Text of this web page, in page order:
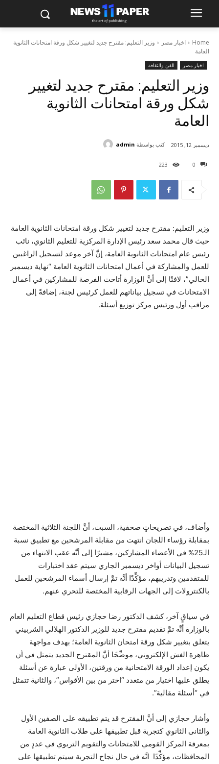
Home اخبار مصر
وزير التعليم: مقترح جديد لتغيير شكل ورقة امتحانات الثانوية
العامة
اخبار مصر الفن والثقافة
وزير التعليم: مقترح جديد لتغيير
شكل ورقة امتحانات الثانوية
العامة
0
223
ديسمبر 12, 2015 كتب بواسطة admin
وزير التعليم: مقترح جديد لتغيير شكل ورقة امتحانات الثانوية العامة
حيث قال محمد سعد رئيس الإدارة المركزية للتعليم الثانوي، نائب
رئيس عام امتحانات الثانوية العامة، إنَّ آخر موعد لتسجيل الراغبين
للعمل والمشاركة في أعمال امتحانات الثانوية العامة “نهاية ديسمبر
الحالي”، لافتًا إلى أنَّ الوزارة أتاحت الفرصة للمشاركين في أعمال
الامتحانات في تسجيل بياناتهم للعمل كرئيس لجنة، إضافةً إلى
مراقب أول ورئيس مركز توزيع أسئلة.
وأضاف، في تصريحاتٍ صحفية، السبت، أنَّ اللجنة الثلاثية المختصة
بمقابلة رؤساء اللجان انتهت من مقابلة المرشحين مع تطبيق نسبة
الـ25% في الأعضاء المشاركين، مشيرًا إلى أنَّه عقب الانتهاء من
تسجيل البيانات أواخر ديسمبر الجاري سيتم عقد اختبارات
للمتقدمين وتدريبهم، مؤكِّدًا أنَّه تمَّ إرسال أسماء المرشحين للعمل
بالكنترولات إلى الجهات الرقابية المختصة للتحري عنهم.
في سياقٍ آخر، كشف الدكتور رضا حجازي رئيس قطاع التعليم العام
بالوزارة أنَّه تمَّ تقديم مقترح جديد للوزير الدكتور الهلالي الشربيني
يتعلق بتغيير شكل ورقة امتحان الثانوية العامة؛ بهدف مواجهة
ظاهرة الغش الإلكتروني، موضِّحًا أنَّ المقترح الجديد يتمثل في أن
يكون إعداد الورقة الامتحانية من ورقتين، الأولى عبارة عن أسئلة
يطلق عليها اختيار من متعدد “اختر من بين الأقواس”، والثانية تتمثل
في “أسئلة مقالية”.
وأشار حجازي إلى أنَّ المقترح قد يتم تطبيقه على الصفين الأول
والثانى الثانوي كتجربة قبل تطبيقها على طلاب الثانوية العامة
بمعرفة المركز القومي للامتحانات والتقويم التربوي في عددٍ من
المحافظات، مؤكِّدًا أنَّه في حال نجاح التجربة سيتم تطبيقها على